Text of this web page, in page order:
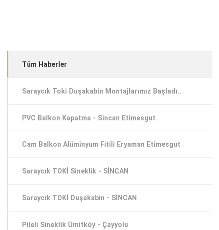
Tüm Haberler
Saraycık Toki Duşakabin Montajlarımız Başladı..
PVC Balkon Kapatma - Sincan Etimesgut
Cam Balkon Alüminyum Fitili Eryaman Etimesgut
Saraycık TOKİ Sineklik - SİNCAN
Saraycık TOKİ Duşakabin - SİNCAN
Pileli Sineklik Ümitköy - Çayyolu